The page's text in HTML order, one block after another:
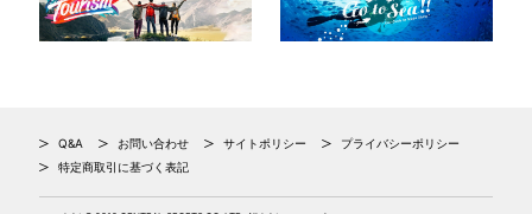
Q&A お問い合わせ サイトポリシー
プライバシーポリシー
特定商取引に基づく表記